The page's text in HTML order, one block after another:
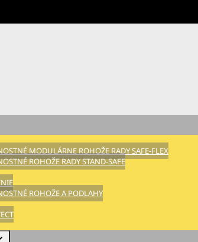
MODULÁRNE ROHOŽE RADY SAFE-FLEX
ROHOŽE RADY STAND-SAFE
ROHOŽE A PODLAHY